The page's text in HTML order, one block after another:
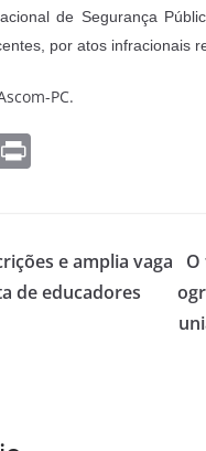
de Segurança
por atos infracionais
PC.
e amplia vaga
de educadores
O